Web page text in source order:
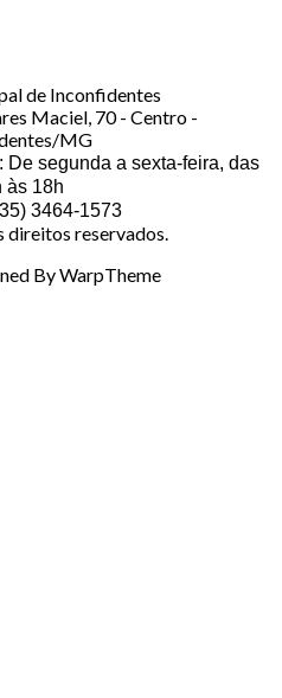
de Inconfidentes
Maciel, 70 - Centro -
MG
De segunda a sexta-feira, das
às 18h
3464-1573
direitos reservados.
By WarpTheme